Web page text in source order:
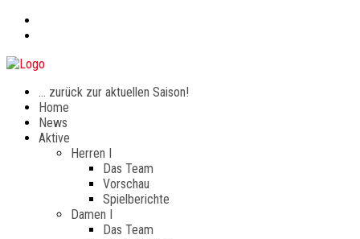
… zurück zur aktuellen Saison!
Home
News
Aktive
Herren I
Das Team
Vorschau
Spielberichte
Damen I
Das Team